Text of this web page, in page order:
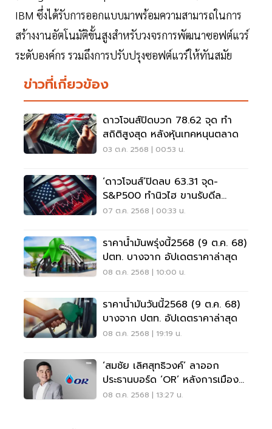
IBM ซึ่งได้รับการออกแบบมาพร้อมความสามารถในการ
สร้างงานอัตโนมัติขั้นสูงสำหรับวงจรการพัฒนาซอฟต์แวร์
ระดับองค์กร รวมถึงการปรับปรุงซอฟต์แวร์ให้ทันสมัย
ข่าวที่เกี่ยวข้อง
ดาวโจนส์ปิดบวก 78.62 จุด ทำ
สถิติสูงสุด หลังหุ้นเทคหนุนตลาด
03 ต.ค. 2568 | 00:53 น.
‘ดาวโจนส์’ปิดลบ 63.31 จุด-
S&P500 ทำนิวไฮ ขานรับดีล
AMD-OpenAI
07 ต.ค. 2568 | 00:33 น.
ราคาน้ำมันพรุ่งนี้2568 (9 ต.ค. 68)
ปตท. บางจาก อัปเดตราคาล่าสุด
08 ต.ค. 2568 | 10:00 น.
ราคาน้ำมันวันนี้2568 (9 ต.ค. 68)
บางจาก ปตท. อัปเดตราคาล่าสุด
08 ต.ค. 2568 | 19:19 น.
‘สมชัย เลิศสุทธิวงค์’ ลาออก
ประธานบอร์ด ‘OR’ หลังการเมือง
เปลี่ยน
08 ต.ค. 2568 | 13:27 น.